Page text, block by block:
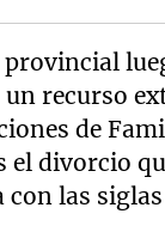
un recurso
de
divorcio
las siglas